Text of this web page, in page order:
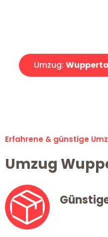
Umzug:
Erfahrene & günstige
Umzug